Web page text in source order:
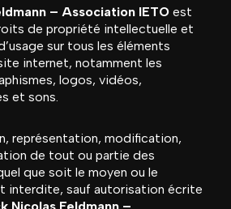
– Association IETO est
de propriété intellectuelle et
sur tous les éléments
internet, notamment les
logos, vidéos,
et sons.
représentation, modification,
de tout ou partie des
que soit le moyen ou le
interdite, sauf autorisation écrite